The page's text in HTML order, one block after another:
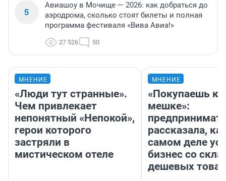
5
Авиашоу в Мочище — 2026: как добраться до
аэродрома, сколько стоят билеты и полная
программа фестиваля «Вива Авиа!»
27 526 50
МНЕНИЕ
«Люди тут странные».
Чем привлекает
непонятный «Непокой»,
герои которого
застряли в
мистическом отеле
МНЕНИЕ
«Покупаешь
мешке»:
рассказала,
самом деле
бизнес со
дешевых